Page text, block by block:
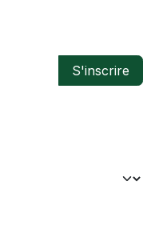
S'inscrire